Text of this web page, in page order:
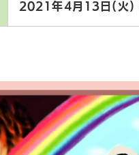
2021年4月13日(火)